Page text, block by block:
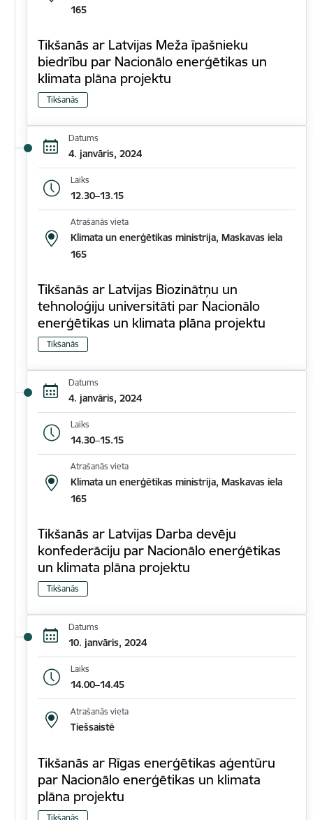
165
Tikšanās ar Latvijas Meža īpašnieku
biedrību par Nacionālo enerģētikas un
klimata plāna projektu
Tikšanās
Datums
4. janvāris, 2024
Laiks
12.30–13.15
Atrašanās vieta
Klimata un enerģētikas ministrija, Maskavas iela
165
Tikšanās ar Latvijas Biozinātņu un
tehnoloģiju universitāti par Nacionālo
enerģētikas un klimata plāna projektu
Tikšanās
Datums
4. janvāris, 2024
Laiks
14.30–15.15
Atrašanās vieta
Klimata un enerģētikas ministrija, Maskavas iela
165
Tikšanās ar Latvijas Darba devēju
konfederāciju par Nacionālo enerģētikas
un klimata plāna projektu
Tikšanās
Datums
10. janvāris, 2024
Laiks
14.00–14.45
Atrašanās vieta
Tiešsaistē
Tikšanās ar Rīgas enerģētikas aģentūru
par Nacionālo enerģētikas un klimata
plāna projektu
Tikšanās